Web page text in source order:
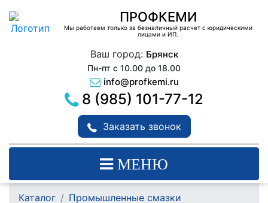
ПРОФКЕМИ
Мы работаем только за безналичный расчет с юридическими
лицами и ИП.
Ваш город: Брянск
Пн-пт с 10.00 до 18.00
info@profkemi.ru
8 (985) 101-77-12
Заказать звонок
МЕНЮ
Каталог
Промышленные смазки